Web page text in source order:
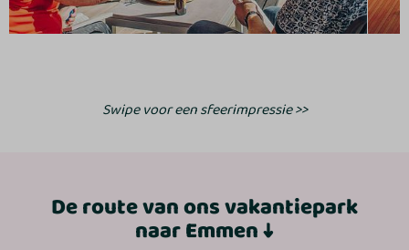
Swipe voor een sfeerimpressie >>
De route van ons vakantiepark
naar Emmen ↓